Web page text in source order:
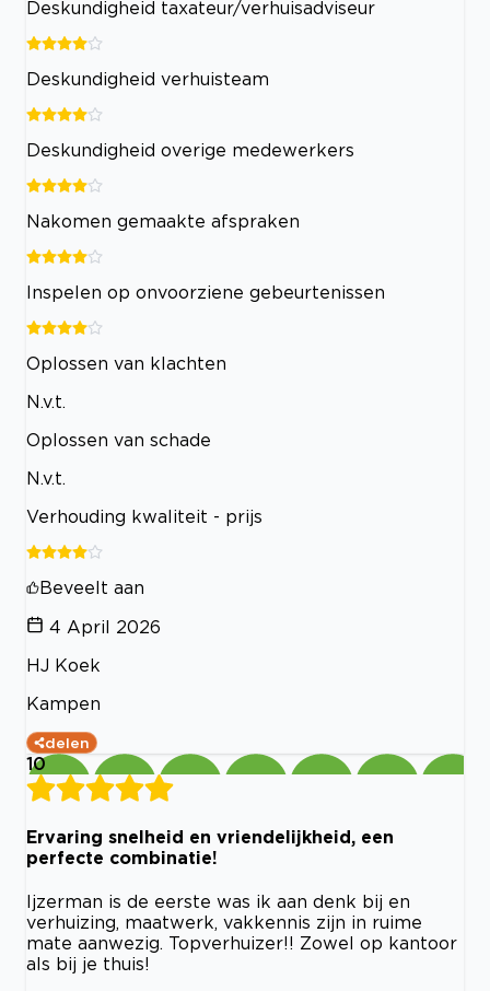
Deskundigheid taxateur/verhuisadviseur
Deskundigheid verhuisteam
Deskundigheid overige medewerkers
Nakomen gemaakte afspraken
Inspelen op onvoorziene gebeurtenissen
Oplossen van klachten
N.v.t.
Oplossen van schade
N.v.t.
Verhouding kwaliteit - prijs
Beveelt aan
4 April 2026
HJ Koek
Kampen
delen
10
Ervaring snelheid en vriendelijkheid, een
perfecte combinatie!
Ijzerman is de eerste was ik aan denk bij en
verhuizing, maatwerk, vakkennis zijn in ruime
mate aanwezig. Topverhuizer!! Zowel op kantoor
als bij je thuis!